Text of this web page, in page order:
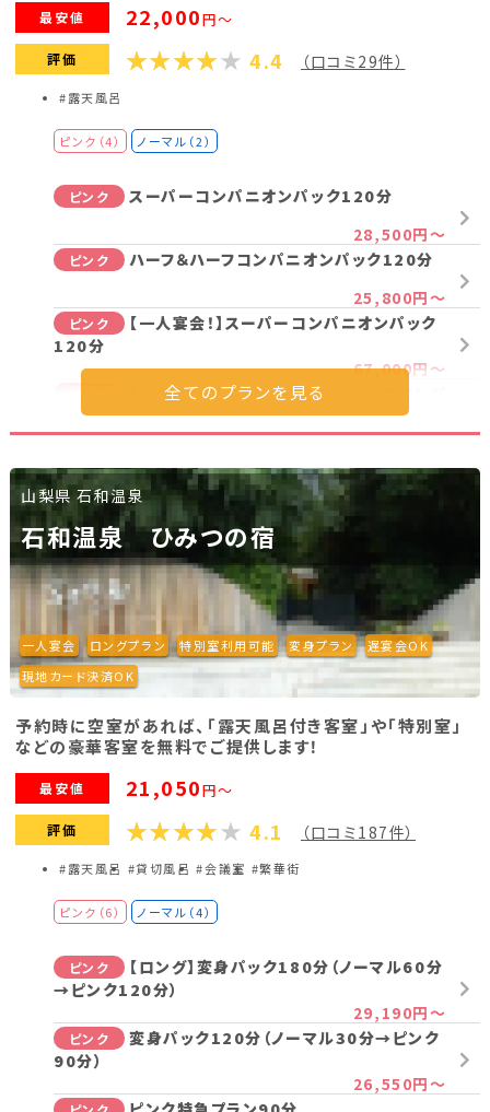
最安値 22,000円～
評価 4.4 （口コミ29件）
#露天風呂
ピンク（4） ノーマル（2）
ピンク
スーパーコンパニオンパック120分
28,500円～
ピンク
ハーフ＆ハーフコンパニオンパック120分
25,800円～
ピンク
【一人宴会！】スーパーコンパニオンパック
120分
67,000円～
【一人宴会！】ハーフ＆ハーフコンパニオンパ
ック120分
53,500円～
ノーマル
ノーマルコンパニオンパック120分
22,000円～
ノーマル
【一人宴会！】ノーマルコンパニオンパック
120分
プラン詳細を見る
山梨県 石和温泉
石和温泉 ひみつの宿
一人宴会 ロングプラン 特別室利用可能 変身プラン
遅宴会OK
現地カード決済OK
予約時に空室があれば、「露天風呂付き客室」や「特別室」
などの豪華客室を無料でご提供します！
最安値 21,050円～
評価 4.1 （口コミ187件）
#露天風呂 #貸切風呂 #会議室 #繁華街
ピンク（6） ノーマル（4）
ピンク
【ロング】変身パック180分（ノーマル60分
→ピンク120分）
29,190円～
ピンク
変身パック120分（ノーマル30分→ピンク
90分）
26,550円～